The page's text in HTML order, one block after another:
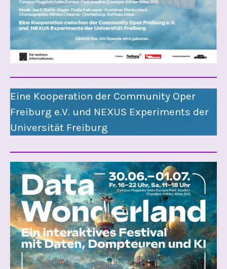
Eine Kooperation der Community Oper
Freiburg e.V. und NEXUS Experiments der
Universität Freiburg